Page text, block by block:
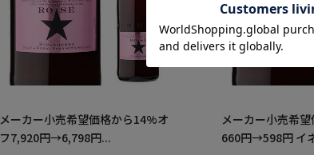
メーカー小売希望価格から14%オ
フ7,920円→6,798円...
メーカー小売希
660円→598円 イ